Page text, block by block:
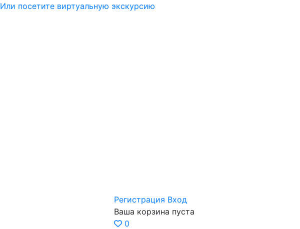
Или посетите виртуальную экскурсию
Регистрация Вход
Ваша корзина пуста
0